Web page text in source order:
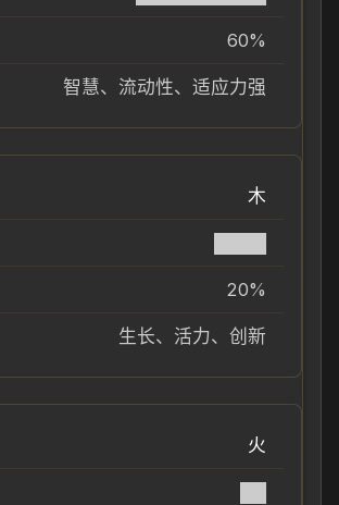
60%
智慧、流动性、适应力强
木
20%
生长、活力、创新
火